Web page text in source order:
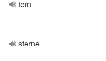
tern
sterne